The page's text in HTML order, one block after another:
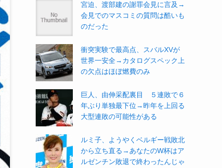
宮迫、渡部建の謝罪会見に言及→
会見でのマスコミの質問は酷いも
のだった
衝突実験で最高点、スバルXVが
世界一安全→カタログスペック上
の欠点はほぼ燃費のみ
巨人、由伸采配裏目 ５連敗で６
年ぶり単独最下位→昨年を上回る
大型連敗の可能性がある
ルミ子、ようやくベルギー戦敗北
から立ち直る→あなたのW杯はア
ルゼンチン敗退で終わったんじゃ